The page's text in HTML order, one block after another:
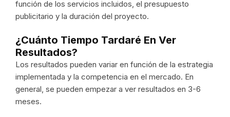
función de los servicios incluidos, el presupuesto
publicitario y la duración del proyecto.
¿Cuánto Tiempo Tardaré En Ver
Resultados?
Los resultados pueden variar en función de la estrategia
implementada y la competencia en el mercado. En
general, se pueden empezar a ver resultados en 3-6
meses.